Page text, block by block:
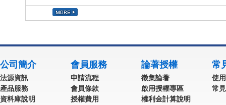
公司簡介
法源資訊
產品服務
資料庫說明
會員服務
申請流程
會員條款
授權費用
論著授權
徵集論著
啟用授權專區
權利金計算說明
常
使
常